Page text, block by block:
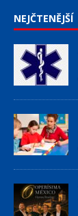
NEJČTENĚJŠÍ